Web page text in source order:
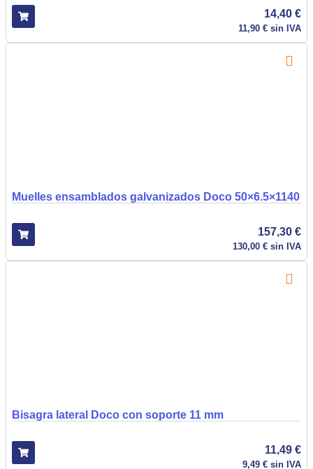
14,40 €
11,90 € sin IVA
Muelles ensamblados galvanizados Doco 50×6.5×1140
157,30 €
130,00 € sin IVA
Bisagra lateral Doco con soporte 11 mm
11,49 €
9,49 € sin IVA